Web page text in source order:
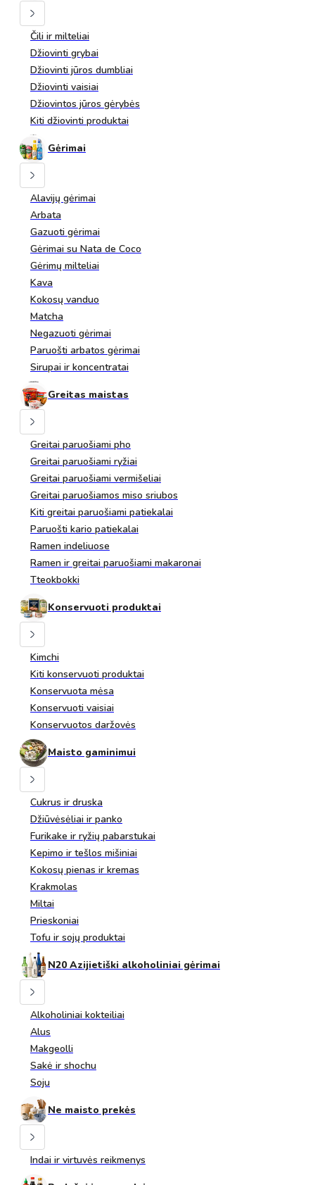
Čili ir milteliai
Džiovinti grybai
Džiovinti jūros dumbliai
Džiovinti vaisiai
Džiovintos jūros gėrybės
Kiti džiovinti produktai
Gėrimai
Alavijų gėrimai
Arbata
Gazuoti gėrimai
Gėrimai su Nata de Coco
Gėrimų milteliai
Kava
Kokosų vanduo
Matcha
Negazuoti gėrimai
Paruošti arbatos gėrimai
Sirupai ir koncentratai
Greitas maistas
Greitai paruošiami pho
Greitai paruošiami ryžiai
Greitai paruošiami vermišeliai
Greitai paruošiamos miso sriubos
Kiti greitai paruošiami patiekalai
Paruošti kario patiekalai
Ramen indeliuose
Ramen ir greitai paruošiami makaronai
Tteokbokki
Konservuoti produktai
Kimchi
Kiti konservuoti produktai
Konservuota mėsa
Konservuoti vaisiai
Konservuotos daržovės
Maisto gaminimui
Cukrus ir druska
Džiūvėsėliai ir panko
Furikake ir ryžių pabarstukai
Kepimo ir tešlos mišiniai
Kokosų pienas ir kremas
Krakmolas
Miltai
Prieskoniai
Tofu ir sojų produktai
N20 Azijietiški alkoholiniai gėrimai
Alkoholiniai kokteiliai
Alus
Makgeolli
Sakė ir shochu
Soju
Ne maisto prekės
Indai ir virtuvės reikmenys